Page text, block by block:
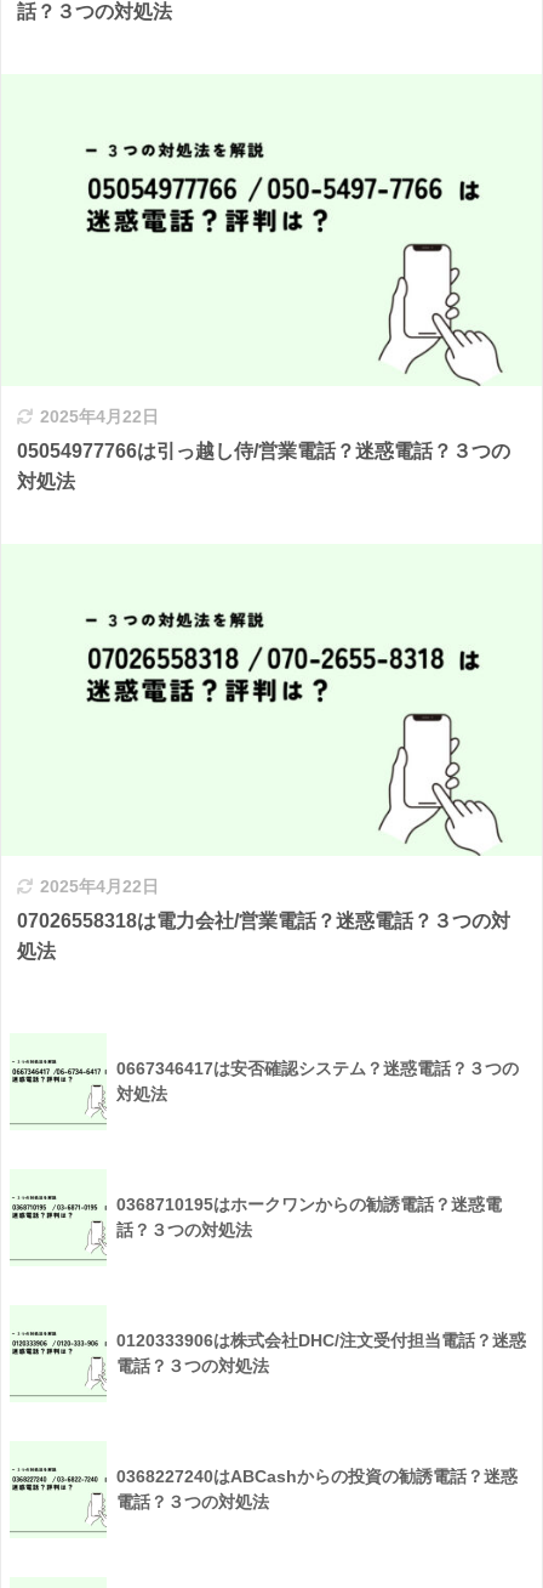
話？３つの対処法
2025年4月22日
05054977766は引っ越し侍/営業電話？迷惑電話？３つの
対処法
2025年4月22日
07026558318は電力会社/営業電話？迷惑電話？３つの対
処法
0667346417は安否確認システム？迷惑電話？３つの
対処法
0368710195はホークワンからの勧誘電話？迷惑電
話？３つの対処法
0120333906は株式会社DHC/注文受付担当電話？迷惑
電話？３つの対処法
0368227240はABCashからの投資の勧誘電話？迷惑
電話？３つの対処法